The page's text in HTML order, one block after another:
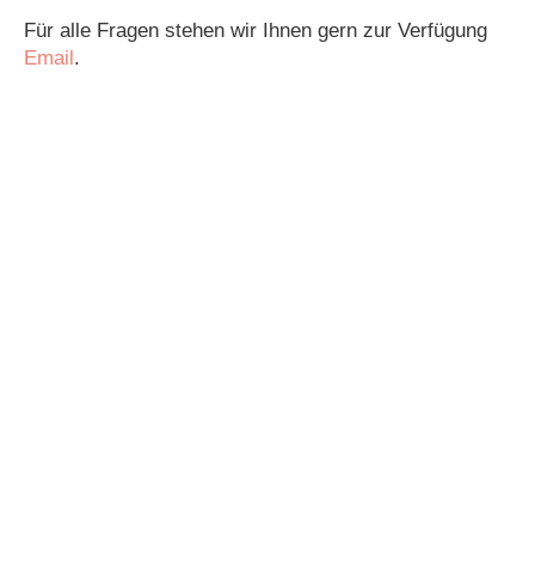
Für alle Fragen stehen wir Ihnen gern zur Verfügung
Email.